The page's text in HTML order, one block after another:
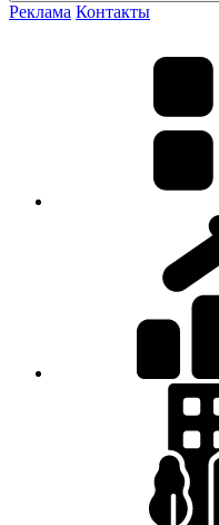
Реклама Контакты